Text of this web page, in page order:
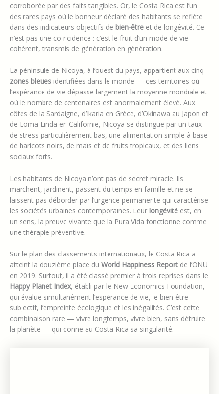
corroborée par des faits tangibles. Or, le Costa Rica est l’un
des rares pays où le bonheur déclaré des habitants se reflète
dans des indicateurs objectifs de bien-être et de longévité. Ce
n’est pas une coïncidence : c’est le fruit d’un mode de vie
cohérent, transmis de génération en génération.
La péninsule de Nicoya, à l’ouest du pays, appartient aux cinq
zones bleues identifiées dans le monde — ces territoires où
l’espérance de vie dépasse largement la moyenne mondiale et
où le nombre de centenaires est anormalement élevé. Aux
côtés de la Sardaigne, d’Ikaria en Grèce, d’Okinawa au Japon et
de Loma Linda en Californie, Nicoya se distingue par un taux
de stress particulièrement bas, une alimentation simple à base
de haricots noirs, de maïs et de fruits tropicaux, et des liens
sociaux forts.
Les habitants de Nicoya n’ont pas de secret miracle. Ils
marchent, jardinent, passent du temps en famille et ne se
laissent pas déborder par l’urgence permanente qui caractérise
les sociétés urbaines contemporaines. Leur longévité est, en
un sens, la preuve vivante que la Pura Vida fonctionne comme
une thérapie préventive.
Sur le plan des classements internationaux, le Costa Rica a
atteint la douzième place du World Happiness Report de l’ONU
en 2019. Surtout, il a été classé premier à trois reprises dans le
Happy Planet Index, établi par le New Economics Foundation,
qui évalue simultanément l’espérance de vie, le bien-être
subjectif, l’empreinte écologique et les inégalités. C’est cette
combinaison rare — vivre longtemps, vivre bien, sans détruire
la planète — qui donne au Costa Rica sa singularité.